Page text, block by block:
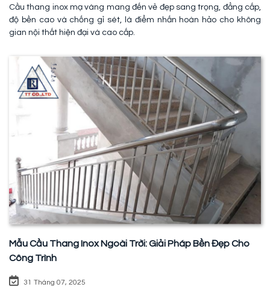
Cầu thang inox mạ vàng mang đến vẻ đẹp sang trọng, đẳng cấp,
độ bền cao và chống gỉ sét, là điểm nhấn hoàn hảo cho không
gian nội thất hiện đại và cao cấp.
Mẫu Cầu Thang Inox Ngoài Trời: Giải Pháp Bền Đẹp Cho
Công Trình
31 Tháng 07, 2025